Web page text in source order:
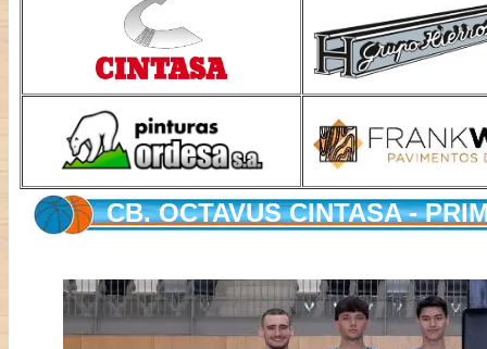
CB. OCTAVUS CINTASA -